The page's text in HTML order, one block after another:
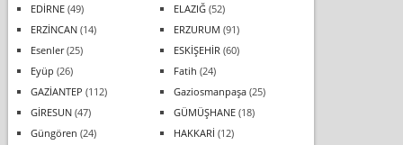
EDİRNE(49) ELAZIĞ(52)
ERZİNCAN(14) ERZURUM (91)
Esenler(25) ESKİŞEHİR (60)
Eyüp (26) Fatih (24)
GAZİANTEP (112) Gaziosmanpaşa(25)
GİRESUN(47) GÜMÜŞHANE(18)
Güngören (24) HAKKARİ (12)